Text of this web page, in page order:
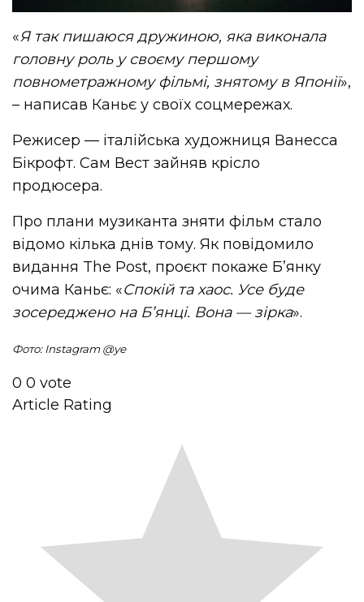
«Я так пишаюся дружиною, яка виконала
головну роль у своєму першому
повнометражному фільмі, знятому в Японії»,
– написав Каньє у своїх соцмережах.
Режисер — італійська художниця Ванесса
Бікрофт. Сам Вест зайняв крісло
продюсера.
Про плани музиканта зняти фільм стало
відомо кілька днів тому. Як повідомило
видання The Post, проєкт покаже Б’янку
очима Каньє: «Спокій та хаос. Усе буде
зосереджено на Б’янці. Вона — зірка».
Фото: Instagram @ye
0 0 vote
Article Rating